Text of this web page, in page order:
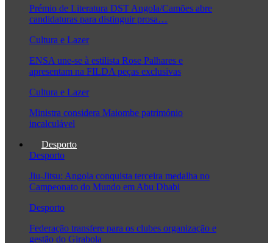
Prémio de Literatura DST Angola/Camões abre
candidaturas para distinguir prosa…
Cultura e Lazer
ENSA une-se à estilista Rose Palhares e
apresentam na FILDA peças exclusivas
Cultura e Lazer
Ministra considera Maiombe património
incalculável
Desporto
Desporto
Jiu-Jitsu: Angola conquista terceira medalha no
Campeonato do Mundo em Abu Dhabi
Desporto
Federação transfere para os clubes organização e
gestão do Girabola